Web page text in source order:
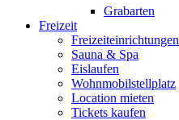
Grabarten
Freizeit
Freizeiteinrichtungen
Sauna & Spa
Eislaufen
Wohnmobilstellplatz
Location mieten
Tickets kaufen